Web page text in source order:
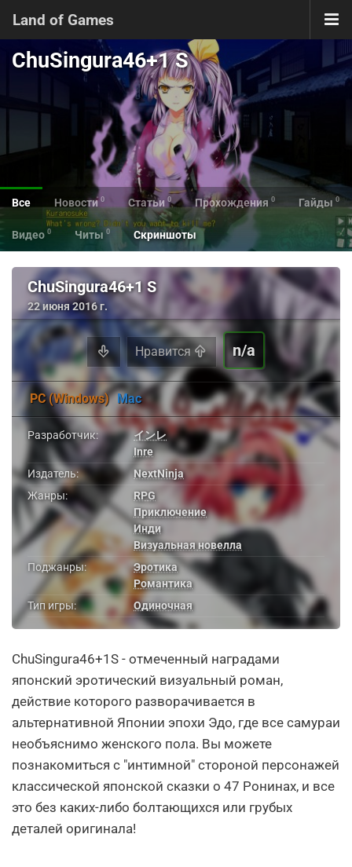
Land of Games
ChuSingura46+1 S
Все Новости 0 Статьи 0 Прохождения 0 Гайды 0
Видео 0 Читы 0 Скриншоты
ChuSingura46+1 S
22 июня 2016 г.
Нравится n/a
PC (Windows) Mac
Разработчик:
インレ
Inre
Издатель:
NextNinja
Жанры:
RPG
Приключение
Инди
Визуальная новелла
Поджанры:
Эротика
Романтика
Тип игры:
Одиночная
ChuSingura46+1S - отмеченный наградами
японский эротический визуальный роман,
действие которого разворачивается в
альтернативной Японии эпохи Эдо, где все самураи
необъяснимо женского пола. Вы можете
познакомиться с "интимной" стороной персонажей
классической японской сказки о 47 Ронинах, и все
это без каких-либо болтающихся или грубых
деталей оригинала!